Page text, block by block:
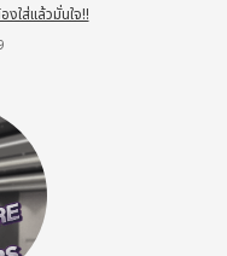
งใส่แล้วมั่นใจ!!